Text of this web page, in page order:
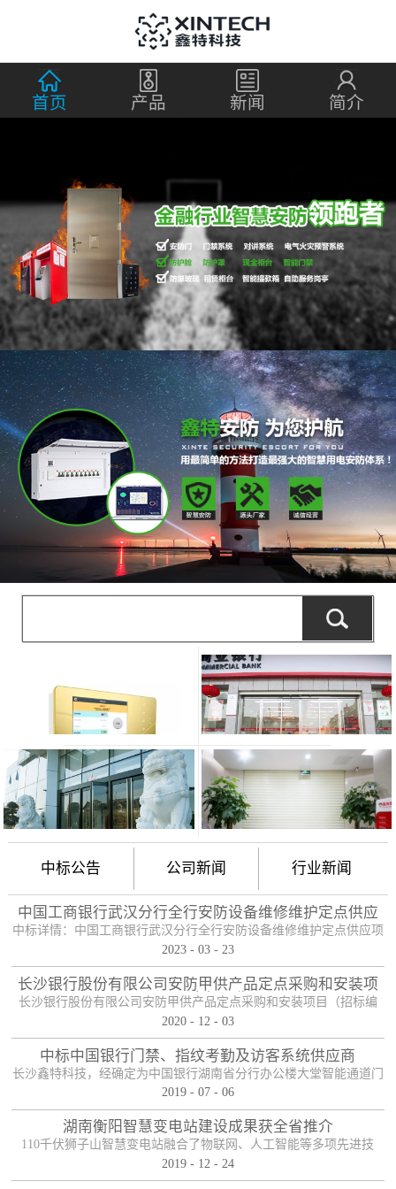
首页 产品 新闻 简介
中标公告 公司新闻 行业新闻
中国工商银行武汉分行全行安防设备维修维护定点供应
项目
中标详情：中国工商银行武汉分行全行安防设备维修维护定点供应项
目（项目编号：HBZTH-FW-2022-106），于2023年2月3日以公开招
定贵单位为本项目2包的入围供应商。中标产品：防护舱
2023 - 03 - 23
长沙银行股份有限公司安防甲供产品定点采购和安装项
目——中标公告
长沙银行股份有限公司安防甲供产品定点采购和安装项目（招标编
号：0646-204HNGL500）评标工作已经结束，经评标委员会认真评
的中标人。包一采购内容为：1、甲级木质防火门；2、防尾随联动互
锁安全门；3、自助银行安全防护门；4、甲级防盗安全门（优质
钢）；5、钢化玻璃自动感应门、防砸玻璃自动感应，和电机；6、银
行专用防盗卷帘门（含电机、控...
2020 - 12 - 03
中标中国银行门禁、指纹考勤及访客系统供应商
长沙鑫特科技，经确定为中国银行湖南省分行办公楼大堂智能通道门
禁、指纹考勤、访客系统采购项目供应商。门禁指纹考勤系统
2019 - 07 - 06
湖南衡阳智慧变电站建设成果获全省推介
110千伏狮子山智慧变电站融合了物联网、人工智能等多项先进技
术，是设备侧电力物联网建设在专业领域的最佳实践。”近日，国网
2019 - 12 - 24